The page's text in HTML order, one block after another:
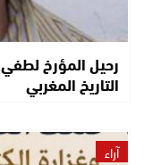
رحيل المؤرخ
التاريخ المغربي
آراء